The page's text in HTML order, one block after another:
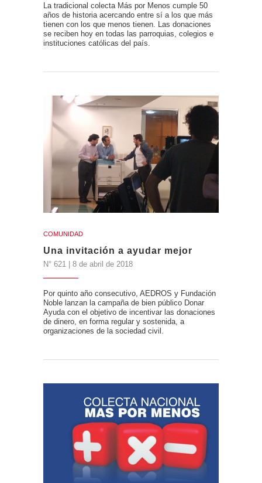
La tradicional colecta Más por Menos cumple 50
años de historia acercando entre sí a los que más
tienen con los que menos tienen. Las donaciones
se reciben hoy en todas las parroquias, colegios e
instituciones católicas del país.
COMUNIDAD
Una invitación a ayudar mejor
N° 621 | 8 de abril de 2018
Por quinto año consecutivo, AEDROS y Fundación
Noble lanzan la campaña de bien público Donar
Ayuda con el objetivo de incentivar las donaciones
de dinero, en forma regular y sostenida, a
organizaciones de la sociedad civil.